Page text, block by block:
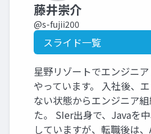
藤井崇介
@s-fujii200
スライド一覧
星野リゾートでエンジニ
やっています。 入社後、
ない状態からエンジニア
た。 SIer出身で、Javaを
していますが、転職後は